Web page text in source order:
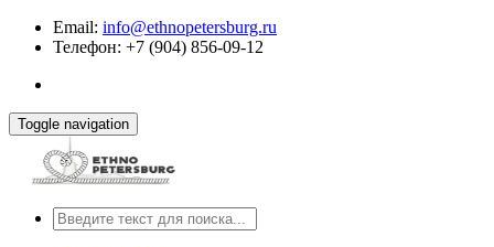
Email: info@ethnopetersburg.ru
Телефон: +7 (904) 856-09-12
Toggle navigation